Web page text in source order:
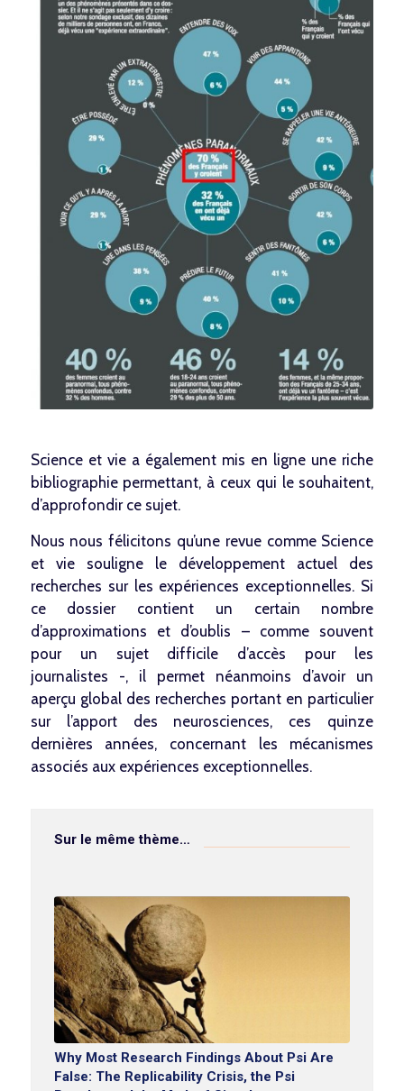
Science et vie a également mis en ligne une riche
bibliographiepermettant, à ceux qui le souhaitent,
d’approfondir ce sujet.
Nous nous félicitons qu’une revue comme Science
et viesouligne le développement actuel des
recherches sur les expériences exceptionnelles. Si
ce dossier contient un certain nombre
d’approximations et d’oublis – comme souvent
pour un sujet difficile d’accès pour les
journalistes -, il permet néanmoins d’avoir un
aperçu global des recherches portant en particulier
sur l’apport des neurosciences, ces quinze
dernières années, concernant les mécanismes
associés aux expériences exceptionnelles.
Sur le même thème…
Why Most Research Findings About Psi Are
False: The Replicability Crisis, the Psi